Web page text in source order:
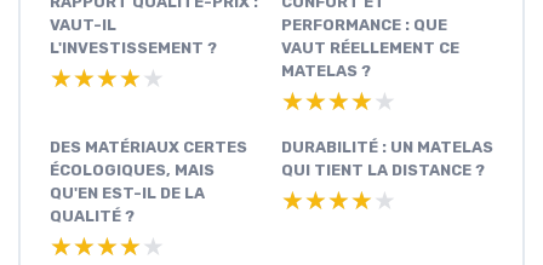
VAUT-IL
L'INVESTISSEMENT ?
★★★★★
★★★★★
PERFORMANCE : QUE
VAUT RÉELLEMENT CE
MATELAS ?
★★★★★
★★★★★
DES MATÉRIAUX CERTES
ÉCOLOGIQUES, MAIS
QU'EN EST-IL DE LA
QUALITÉ ?
★★★★★
★★★★★
DURABILITÉ : UN MATELAS
QUI TIENT LA DISTANCE ?
★★★★★
★★★★★